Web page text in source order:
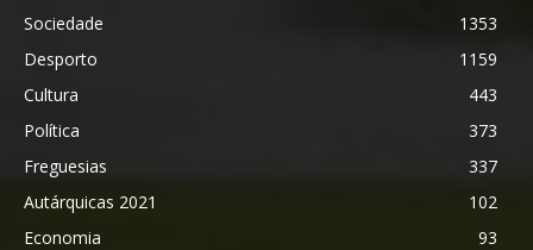
Sociedade
1353
Desporto
1159
Cultura
443
Política
373
Freguesias
337
Autárquicas 2021
102
Economia
93